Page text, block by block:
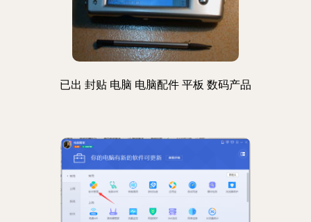
已出 封贴 电脑 电脑配件 平板 数码产品